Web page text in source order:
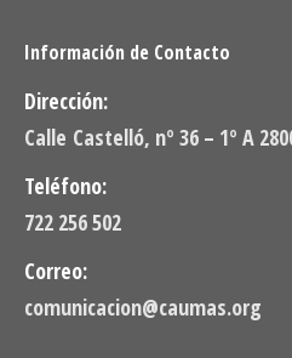
Información de Contacto
Dirección:
Calle Castelló, nº 36 – 1º A
Teléfono:
722 256 502
Correo:
comunicacion@caumas.org